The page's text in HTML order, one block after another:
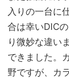
入りの一台に
合は幸いDIC
り微妙な違い
できました。
野ですが、カ